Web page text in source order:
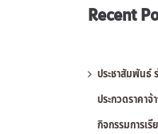
Recent
ประชาสัมพันธ์
ประกวดราคาจ้
กิจกรรมการเ